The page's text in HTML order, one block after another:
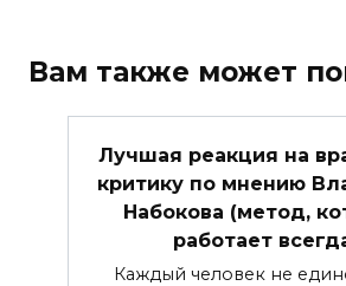
Вам также может
Лучшая реакция на
критику по мнению
Набокова (метод,
работает
Каждый человек не